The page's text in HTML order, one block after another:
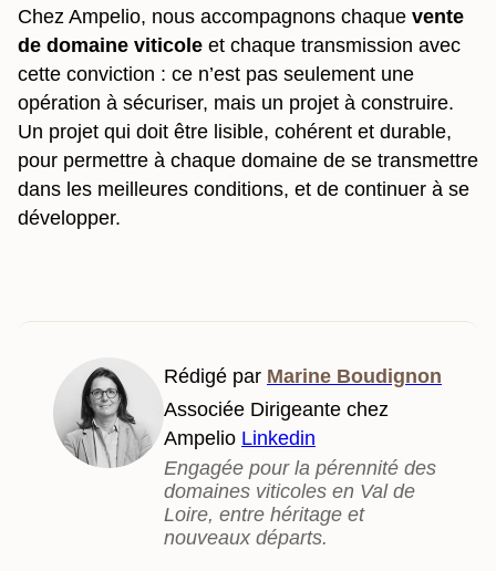
Chez Ampelio, nous accompagnons chaque vente
de domaine viticole et chaque transmission avec
cette conviction : ce n’est pas seulement une
opération à sécuriser, mais un projet à construire.
Un projet qui doit être lisible, cohérent et durable,
pour permettre à chaque domaine de se transmettre
dans les meilleures conditions, et de continuer à se
développer.
Rédigé par Marine Boudignon
Associée Dirigeante chez
Ampelio Linkedin
Engagée pour la pérennité des
domaines viticoles en Val de
Loire, entre héritage et
nouveaux départs.